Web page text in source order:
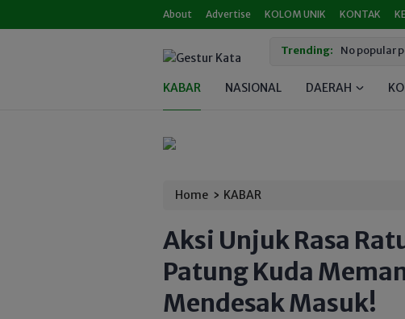
About Advertise KOLOM UNIK KONTAK
Trending: No popular
KABAR NASIONAL DAERAH
Home › KABAR
Aksi Unjuk Rasa
Patung Kuda
Mendesak Masuk!